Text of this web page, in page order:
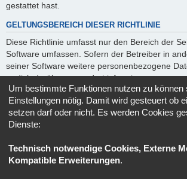
gestattet hast.
GELTUNGSBEREICH DIESER RICHTLINIE
Diese Richtlinie umfasst nur den Bereich der
Software umfassen. Sofern der Betreiber in
seiner Software weitere personenbezogene
er dich darüber gesondert informieren.
AUSKUNFTSRECHT
Der Betreiber erteilt dir auf Anfrage Auskunft,
dich gespeichert sind.
Du kannst jederzeit die Löschung bzw.
verlangen. Kontaktiere hierzu bitte den Betreiber.
Um bestimmte Funktionen nutzen zu können
Einstellungen nötig. Damit wird gesteuert ob
setzen darf oder nicht. Es werden Cookies
Dienste:
Technisch notwendige Cookies, Externe
Kompatible Erweiterungen.